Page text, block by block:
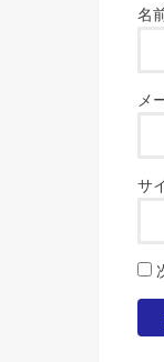
名
メ
サ